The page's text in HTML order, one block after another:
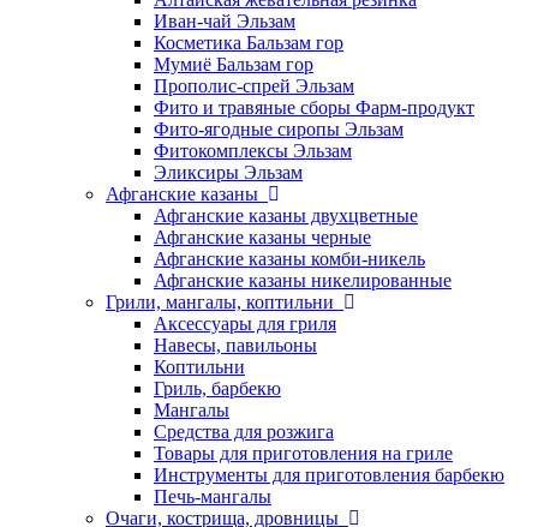
Иван-чай Эльзам
Косметика Бальзам гор
Мумиё Бальзам гор
Прополис-спрей Эльзам
Фито и травяные сборы Фарм-продукт
Фито-ягодные сиропы Эльзам
Фитокомплексы Эльзам
Эликсиры Эльзам
Афганские казаны
Афганские казаны двухцветные
Афганские казаны черные
Афганские казаны комби-никель
Афганские казаны никелированные
Грили, мангалы, коптильни
Аксессуары для гриля
Навесы, павильоны
Коптильни
Гриль, барбекю
Мангалы
Средства для розжига
Товары для приготовления на гриле
Инструменты для приготовления барбекю
Печь-мангалы
Очаги, кострища, дровницы